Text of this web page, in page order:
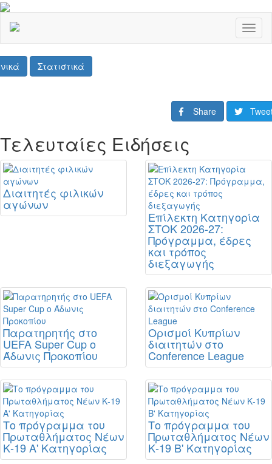
Στατιστικά
Share
Τελευταίες Ειδήσεις
Διαιτητές φιλικών
αγώνων
Επίλεκτη Κατηγορία
ΣΤΟΚ 2026-27:
Πρόγραμμα, έδρες
και τρόπος
διεξαγωγής
Παρατηρητής στο
UEFA Super Cup ο
Άδωνις Προκοπίου
Ορισμοί Κυπρίων
διαιτητών στο
Conference League
Το πρόγραμμα του
Πρωταθλήματος Νέων
Κ-19 Α' Κατηγορίας
Το πρόγραμμα του
Πρωταθλήματος Νέων
Κ-19 Β' Κατηγορίας